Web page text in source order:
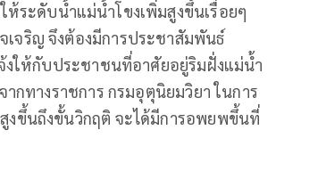
ระดับน้ำแม่น้ำโขงเพิ่มสูงขึ้นเรื่อยๆ
จริญ จึงต้องมีการประชาสัมพันธ์
งให้กับประชาชนที่อาศัยอยู่ริมฝั่งแม่น้ำ
กทางราชการ กรมอุตุนิยมวิยา ในการ
งขึ้นถึงขั้นวิกฤติ จะได้มีการอพยพขึ้นที่